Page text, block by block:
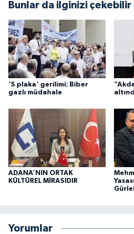
Bunlar da ilginizi çekebilir
'S plaka' gerilimi: Biber
gazlı müdahale
ADANA’NIN ORTAK
KÜLTÜREL MİRASIDIR
Yorumlar